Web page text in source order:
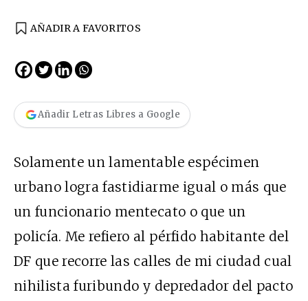
AÑADIR A FAVORITOS
Añadir Letras Libres a Google
Solamente un lamentable espécimen
urbano logra fastidiarme igual o más que
un funcionario mentecato o que un
policía. Me refiero al pérfido habitante del
DF que recorre las calles de mi ciudad cual
nihilista furibundo y depredador del pacto